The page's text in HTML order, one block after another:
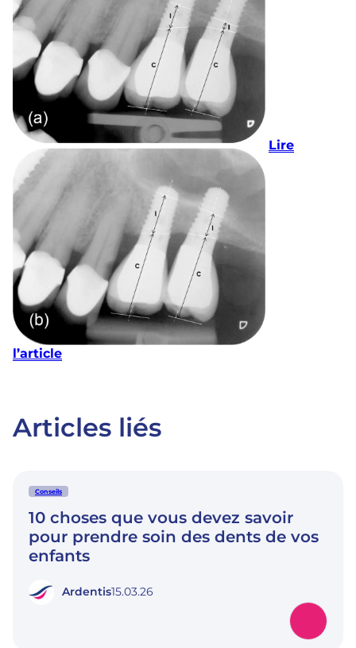
Lire
l’article
Articles liés
Conseils
10 choses que vous devez savoir
pour prendre soin des dents de vos
enfants
Ardentis15.03.26